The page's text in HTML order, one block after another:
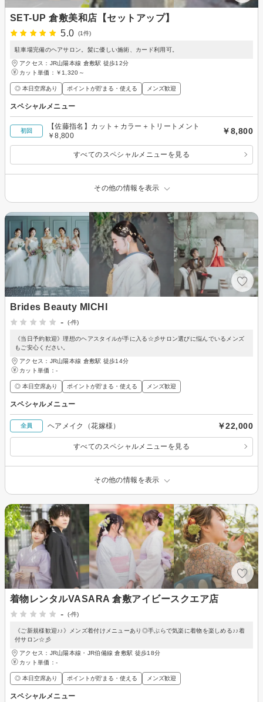
SET-UP 倉敷美和店【セットアップ】
5.0
(1件)
駐車場完備のヘアサロン。髪に優しい施術、カード利用可。
アクセス：JR山陽本線 倉敷駅 徒歩12分
カット単価： ￥1,320～
◎ 本日空席あり ポイントが貯まる・使える メンズ歓迎
スペシャルメニュー
初回
【佐藤指名】カット＋カラー＋トリートメント
￥8,800
￥8,800
すべてのスペシャルメニューを見る
その他の情報を表示
Brides Beauty MICHI
-
(-件)
《当日予約歓迎》理想のヘアスタイルが手に入る☆彡サロン選びに悩んでいるメンズ
もご安心ください。
アクセス：JR山陽本線 倉敷駅 徒歩14分
カット単価： -
◎ 本日空席あり ポイントが貯まる・使える メンズ歓迎
スペシャルメニュー
全員 ヘアメイク（花嫁様） ￥22,000
すべてのスペシャルメニューを見る
その他の情報を表示
着物レンタルVASARA 倉敷アイビースクエア店
-
(-件)
《ご新規様歓迎♪♪》メンズ着付けメニューあり◎手ぶらで気楽に着物を楽しめる♪♪着
付サロン☆彡
アクセス：JR山陽本線・JR伯備線 倉敷駅 徒歩18分
カット単価： -
◎ 本日空席あり ポイントが貯まる・使える メンズ歓迎
スペシャルメニュー